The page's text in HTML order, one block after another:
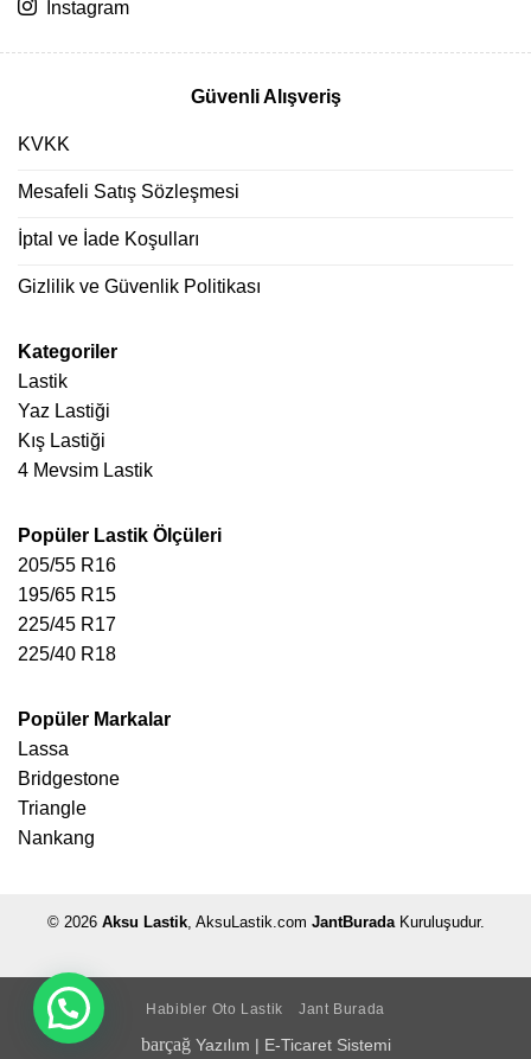
İnstagram
Güvenli Alışveriş
KVKK
Mesafeli Satış Sözleşmesi
İptal ve İade Koşulları
Gizlilik ve Güvenlik Politikası
Kategoriler
Lastik
Yaz Lastiği
Kış Lastiği
4 Mevsim Lastik
Popüler Lastik Ölçüleri
205/55 R16
195/65 R15
225/45 R17
225/40 R18
Popüler Markalar
Lassa
Bridgestone
Triangle
Nankang
© 2026 Aksu Lastik, AksuLastik.com JantBuradaKuruluşudur.
Habibler Oto Lastik Jant Burada
barçağ Yazılım | E-Ticaret Sistemi